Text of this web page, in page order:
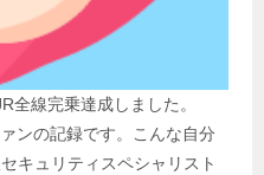
全線完乗達成しました。
ンの記録です。こんな自分
キュリティスペシャリスト